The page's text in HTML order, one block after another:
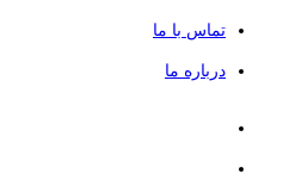
تماس با ما
درباره ما